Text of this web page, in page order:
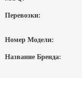
Перевозки:
Номер Модели:
Название Бренда: